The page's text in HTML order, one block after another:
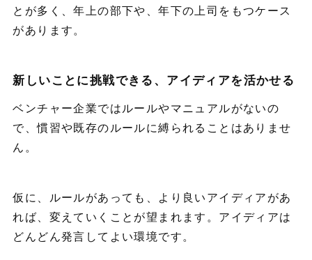
とが多く、年上の部下や、年下の上司をもつケース
があります。
新しいことに挑戦できる、アイディアを活かせる
ベンチャー企業ではルールやマニュアルがないの
で、慣習や既存のルールに縛られることはありませ
ん。
仮に、ルールがあっても、より良いアイディアがあ
れば、変えていくことが望まれます。アイディアは
どんどん発言してよい環境です。